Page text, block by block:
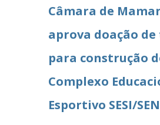
Câmara de
aprova doação
para construção
Complexo
Esportivo SESI/